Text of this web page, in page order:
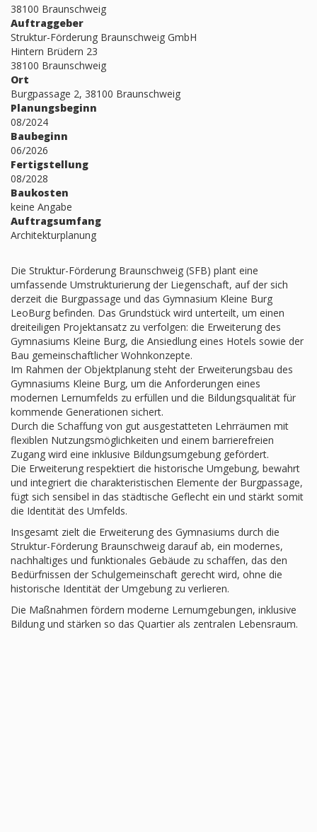
38100 Braunschweig
Auftraggeber
Struktur-Förderung Braunschweig GmbH
Hintern Brüdern 23
38100 Braunschweig
Ort
Burgpassage 2, 38100 Braunschweig
Planungsbeginn
08/2024
Baubeginn
06/2026
Fertigstellung
08/2028
Baukosten
keine Angabe
Auftragsumfang
Architekturplanung
Die Struktur-Förderung Braunschweig (SFB) plant eine
umfassende Umstrukturierung der Liegenschaft, auf der sich
derzeit die Burgpassage und das Gymnasium Kleine Burg
LeoBurg befinden. Das Grundstück wird unterteilt, um einen
dreiteiligen Projektansatz zu verfolgen: die Erweiterung des
Gymnasiums Kleine Burg, die Ansiedlung eines Hotels sowie der
Bau gemeinschaftlicher Wohnkonzepte.
Im Rahmen der Objektplanung steht der Erweiterungsbau des
Gymnasiums Kleine Burg, um die Anforderungen eines
modernen Lernumfelds zu erfüllen und die Bildungsqualität für
kommende Generationen sichert.
Durch die Schaffung von gut ausgestatteten Lehrräumen mit
flexiblen Nutzungsmöglichkeiten und einem barrierefreien
Zugang wird eine inklusive Bildungsumgebung gefördert.
Die Erweiterung respektiert die historische Umgebung, bewahrt
und integriert die charakteristischen Elemente der Burgpassage,
fügt sich sensibel in das städtische Geflecht ein und stärkt somit
die Identität des Umfelds.
Insgesamt zielt die Erweiterung des Gymnasiums durch die
Struktur-Förderung Braunschweig darauf ab, ein modernes,
nachhaltiges und funktionales Gebäude zu schaffen, das den
Bedürfnissen der Schulgemeinschaft gerecht wird, ohne die
historische Identität der Umgebung zu verlieren.
Die Maßnahmen fördern moderne Lernumgebungen, inklusive
Bildung und stärken so das Quartier als zentralen Lebensraum.